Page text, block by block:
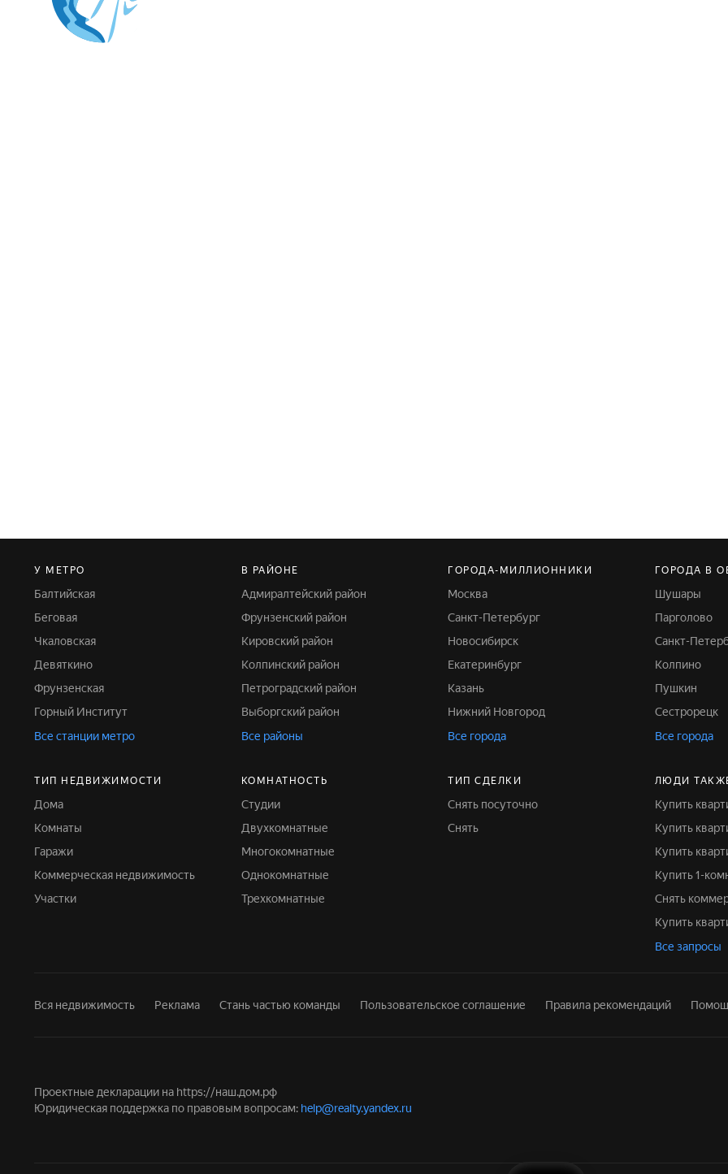
У МЕТРО
Балтийская
Беговая
Чкаловская
Девяткино
Фрунзенская
Горный Институт
Все станции метро
В РАЙОНЕ
Адмиралтейский район
Фрунзенский район
Кировский район
Колпинский район
Петроградский район
Выборгский район
Все районы
ГОРОДА-МИЛЛИОННИКИ
Москва
Санкт-Петербург
Новосибирск
Екатеринбург
Казань
Нижний Новгород
Все города
ГОРОДА В
Шушары
Парголово
Санкт-
Колпино
Пушкин
Сестрорецк
Все города
ТИП НЕДВИЖИМОСТИ
Дома
Комнаты
Гаражи
Коммерческая недвижимость
Участки
КОМНАТНОСТЬ
Студии
Двухкомнатные
Многокомнатные
Однокомнатные
Трехкомнатные
ТИП СДЕЛКИ
Снять посуточно
Снять
ЛЮДИ
Купить
Купить
Купить
Купить 1-
Снять
Купить
Все запросы
Вся недвижимость Реклама Стань частью команды Пользовательское соглашение Правила рекомендаций
Проектные декларации на https://наш.дом.рф
Юридическая поддержка по правовым вопросам: help@realty.yandex.ru